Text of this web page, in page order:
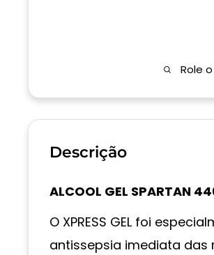
Role
Descrição
ALCOOL GEL SPARTAN
O XPRESS GEL foi
antissepsia imediata das